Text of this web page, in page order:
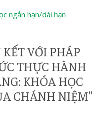
ngắn hạn/dài hạn
VỚI PHÁP
THỰC HÀNH
KHÓA HỌC
CHÁNH NIỆM"